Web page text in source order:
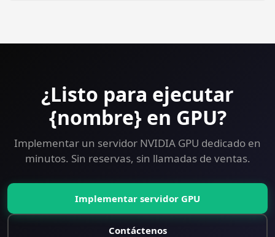
¿Listo para ejecutar
{nombre} en GPU?
Implementar un servidor NVIDIA GPU dedicado en
minutos. Sin reservas, sin llamadas de ventas.
Implementar servidor GPU
Contáctenos